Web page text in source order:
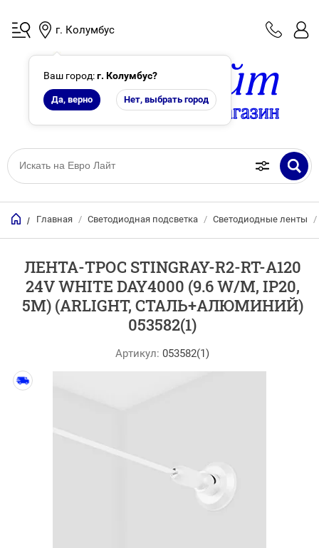
г. Колумбус
Ваш город:г. Колумбус?
Да, верно Нет, выбрать город
/ Главная / Светодиодная подсветка / Светодиодные ленты /
ЛЕНТА-ТРОС STINGRAY-R2-RT-A120
24V WHITE DAY4000 (9.6 W/M, IP20,
5M) (ARLIGHT, СТАЛЬ+АЛЮМИНИЙ)
053582(1)
Артикул: 053582(1)